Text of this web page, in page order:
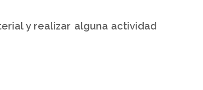
y realizar alguna actividad